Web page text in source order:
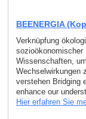
BEENERGIA
Verknüpfung
sozioökonomischer
Wissenschaften,
Wechselwirkungen
verstehen Bridging
enhance our
Hier erfahren Sie